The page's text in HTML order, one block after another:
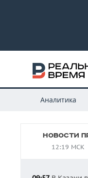
Аналитика
НОВОСТИ
12:19 МСК